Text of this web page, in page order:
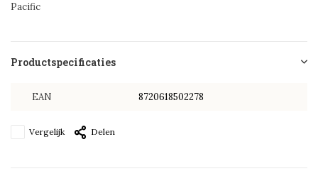
Pacific
Productspecificaties
EAN 8720618502278
Vergelijk Delen